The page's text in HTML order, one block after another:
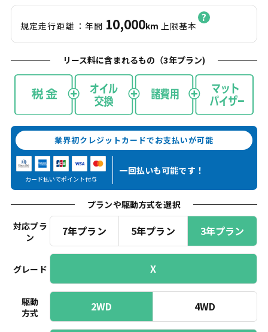
規定走行距離 ：年間 10,000km 上限基本
リース料に含まれるもの（3年プラン)
業界初クレジットカードでお支払いが可能
カード払いでポイント付与
一回払いも可能です！
プランや駆動方式を選択
対応プラ
ン
7年プラン 5年プラン 3年プラン
グレード X
駆動
方式
2WD 4WD